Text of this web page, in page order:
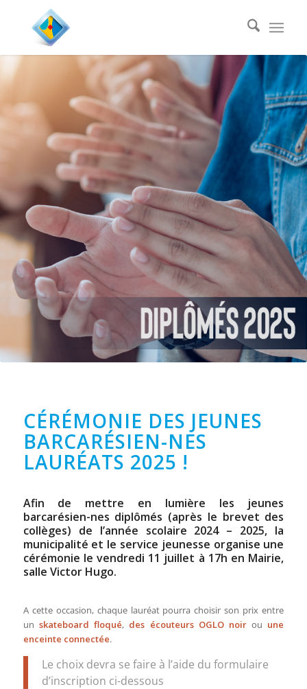
CÉRÉMONIE DES JEUNES
BARCARÉSIEN-NES
LAURÉATS 2025 !
Afin de mettre en lumière les jeunes
barcarésien-nes diplômés (après le brevet des
collèges) de l’année scolaire 2024 – 2025, la
municipalité et le service jeunesse organise une
cérémonie le vendredi 11 juillet à 17h en Mairie,
salle Victor Hugo.
A cette occasion, chaque lauréat pourra choisir son prix entre
un skateboard floqué, des écouteurs OGLO noirou une
enceinte connectée.
Le choix devra se faire à l’aide du formulaire
d’inscription ci-dessous